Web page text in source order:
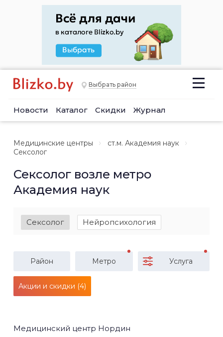
Выбрать район
Новости Каталог Скидки Журнал
Медицинские центры
ст.м. Академия наук
Сексолог
Сексолог возле метро
Академия наук
Сексолог Нейропсихология
Район Метро Услуга
Акции и скидки (4)
Медицинский центр Нордин